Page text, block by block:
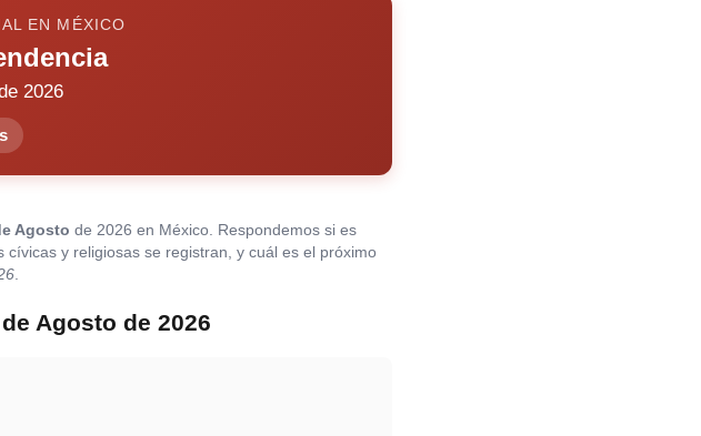
EN MÉXICO
2026
Agosto de 2026 en México. Respondemos si es
y religiosas se registran, y cuál es el próximo
.
Agosto de 2026